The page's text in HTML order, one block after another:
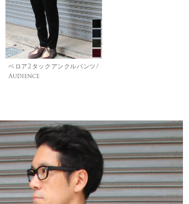
ベロア2タックアンクルパンツ/
Audience